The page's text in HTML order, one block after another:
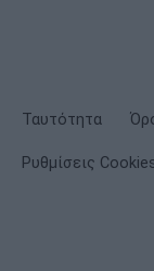
Ταυτότητα
Ρυθμίσεις